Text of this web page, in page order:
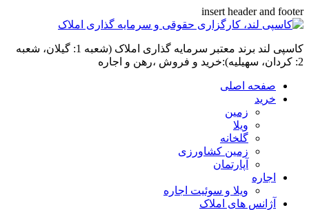
insert header and footer
کاسپی لند برند معتبر سرمایه گذاری املاک (شعبه 1: گیلان، شعبه
2: کردان، سهیلیه):خرید و فروش ،رهن و اجاره
صفحه اصلی
خرید
زمین
ویلا
گلخانه
زمین کشاورزی
آپارتمان
اجاره
ویلا و سوئیت اجاره
آژانس های املاک